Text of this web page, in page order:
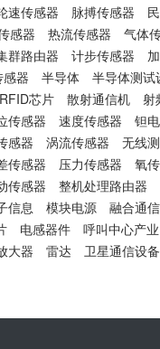
速传感器 脉搏传感器
感器 热流传感器
气体
群路由器 计步传感器
器 半导体
半导体测试
RFID芯片 散射通信机
射
传感器 速度传感器
钽
感器 涡流传感器
无线
传感器 压力传感器
氧
传感器
整机处理路由器
信息 模块电源
融合通
电感器件
呼叫中心产业
大器 雷达 卫星通信设备